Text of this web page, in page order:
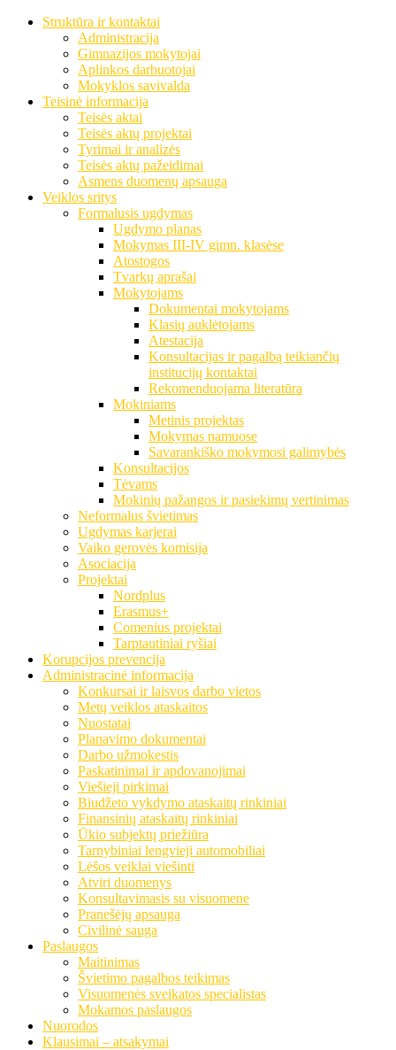
Struktūra ir kontaktai
Administracija
Gimnazijos mokytojai
Aplinkos darbuotojai
Mokyklos savivalda
Teisinė informacija
Teisės aktai
Teisės aktų projektai
Tyrimai ir analizės
Teisės aktų pažeidimai
Asmens duomenų apsauga
Veiklos sritys
Formalusis ugdymas
Ugdymo planas
Mokymas III-IV gimn. klasėse
Atostogos
Tvarkų aprašai
Mokytojams
Dokumentai mokytojams
Klasių auklėtojams
Atestacija
Konsultacijas ir pagalbą teikiančių
institucijų kontaktai
Rekomenduojama literatūra
Mokiniams
Metinis projektas
Mokymas namuose
Savarankiško mokymosi galimybės
Konsultacijos
Tėvams
Mokinių pažangos ir pasiekimų vertinimas
Neformalus švietimas
Ugdymas karjerai
Vaiko gerovės komisija
Asociacija
Projektai
Nordplus
Erasmus+
Comenius projektai
Tarptautiniai ryšiai
Korupcijos prevencija
Administracinė informacija
Konkursai ir laisvos darbo vietos
Metų veiklos ataskaitos
Nuostatai
Planavimo dokumentai
Darbo užmokestis
Paskatinimai ir apdovanojimai
Viešieji pirkimai
Biudžeto vykdymo ataskaitų rinkiniai
Finansinių ataskaitų rinkiniai
Ūkio subjektų priežiūra
Tarnybiniai lengvieji automobiliai
Lėšos veiklai viešinti
Atviri duomenys
Konsultavimasis su visuomene
Pranešėjų apsauga
Civilinė sauga
Paslaugos
Maitinimas
Švietimo pagalbos teikimas
Visuomenės sveikatos specialistas
Mokamos paslaugos
Nuorodos
Klausimai – atsakymai